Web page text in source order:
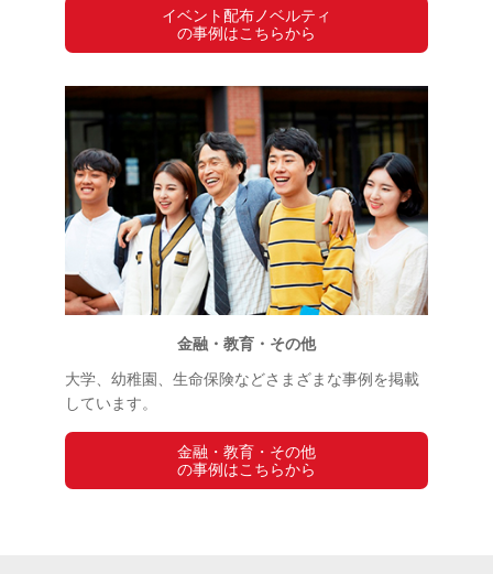
イベント配布ノベルティ
の事例はこちらから
金融・教育・その他
大学、幼稚園、生命保険などさまざまな事例を掲載
しています。
金融・教育・その他
の事例はこちらから